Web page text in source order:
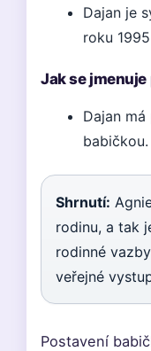
Dajan je
roku
Jak se
Dajan
babičkou.
Shrnutí:
rodinu, a tak
rodinné
veřejné
Postavení